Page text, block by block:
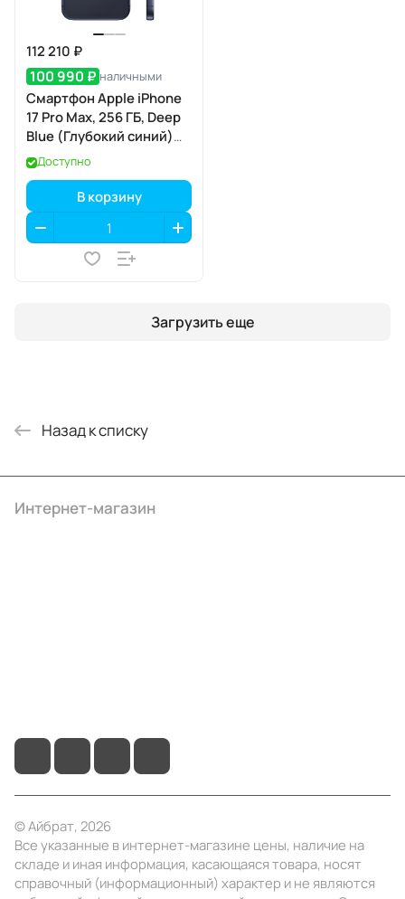
112 210 ₽
100 990 ₽ наличными
Смартфон Apple iPhone
17 Pro Max, 256 ГБ, Deep
Blue (Глубокий синий)
Dual eSIM
Доступно
В корзину
Загрузить еще
Назад к списку
Интернет-магазин
© Айбрат, 2026
Все указанные в интернет-магазине цены, наличие на
складе и иная информация, касающаяся товара, носят
справочный (информационный) характер и не являются